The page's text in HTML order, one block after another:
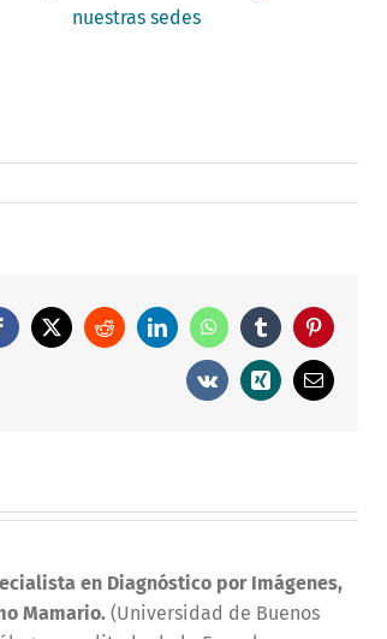
nuestras sedes
X RedditLinkedInWhatsAppTumblrPinterest
Vk Xing
Correo
electrónico
en Diagnóstico por Imágenes,
Mamario. (Universidad de Buenos